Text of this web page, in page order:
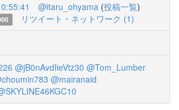
@itaru_ohyama (投稿一覧)
リツイート・ネットワーク (1)
@jB0nAvdIieVtz30 @Tom_Lumber
@mairanaid